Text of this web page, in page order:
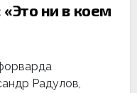
ни в коем
Радулов,